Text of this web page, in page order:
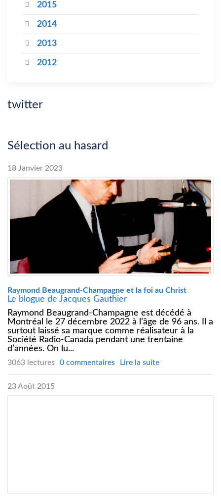
2015
2014
2013
2012
twitter
Sélection au hasard
18 Janvier 2023
Raymond Beaugrand-Champagne et la foi au Christ
Le blogue de Jacques Gauthier
Raymond Beaugrand-Champagne est décédé à
Montréal le 27 décembre 2022 à l’âge de 96 ans. Il a
surtout laissé sa marque comme réalisateur à la
Société Radio-Canada pendant une trentaine
d’années. On lu...
3063 lectures 0 commentaires Lire la suite
23 Août 2015